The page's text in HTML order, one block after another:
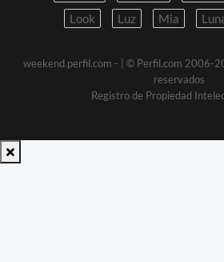
Look
Luz Mia
weekend.perfil.com -
| © Perfil.com 2006-
reservados
Registro de Propiedad